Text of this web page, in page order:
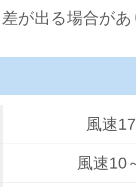
が出る場合が
風速
風速10